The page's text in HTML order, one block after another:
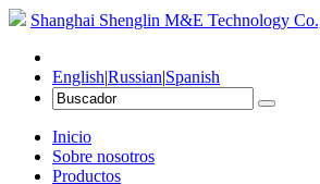
Shanghai Shenglin M&E Technology
English|Russian|Spanish
Inicio
Sobre nosotros
Productos